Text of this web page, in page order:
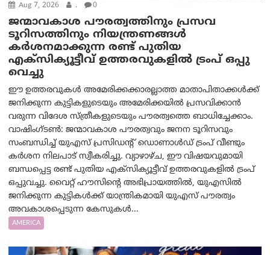
Aug 7, 2026 . 0
ജന്മാവകാശ പൗരത്വത്തിനും പ്രസവ
ടൂറിസത്തിനും നിയന്ത്രണങ്ങൾ
കർശനമാക്കുന്ന രണ്ട് പുതിയ
എക്സിക്യൂട്ടീവ് ഉത്തരവുകളിൽ ട്രംപ് ഒപ്പു
വെച്ചു
ഈ ഉത്തരവുകൾ അമേരിക്കക്കാരല്ലാത്ത മാതാപിതാക്കൾക്ക്
ജനിക്കുന്ന കുട്ടികളുടെയും അമേരിക്കയിൽ പ്രസവിക്കാൻ
വരുന്ന വിദേശ സ്ത്രീകളുടെയും പൗരത്വത്തെ ബാധിച്ചേക്കാം.
വാഷിംഗ്ടണ്‍: ജന്മാവകാശ പൗരത്വവും ജനന ടൂറിസവും
സംബന്ധിച്ച് യുഎസ് പ്രസിഡന്റ് ഡൊണാൾഡ് ട്രംപ് വീണ്ടും
കർശന നിലപാട് സ്വീകരിച്ചു. വ്യാഴാഴ്ച, ഈ വിഷയവുമായി
ബന്ധപ്പെട്ട രണ്ട് പുതിയ എക്സിക്യൂട്ടീവ് ഉത്തരവുകളിൽ ട്രംപ്
ഒപ്പുവച്ചു. വൈറ്റ് ഹൗസിന്റെ അഭിപ്രായത്തിൽ, യുഎസിൽ
ജനിക്കുന്ന കുട്ടികൾക്ക് യാന്ത്രികമായി യുഎസ് പൗരത്വം
അവകാശപ്പെടുന്ന കേസുകൾ...
AMERICA